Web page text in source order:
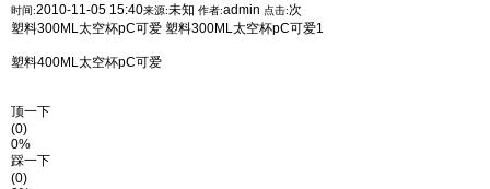
时间:2010-11-05 15:40来源:未知 作者:admin 点击:次
塑料300ML太空杯pC可爱 塑料300ML太空杯pC可爱1
塑料400ML太空杯pC可爱
顶一下
(0)
0%
踩一下
(0)